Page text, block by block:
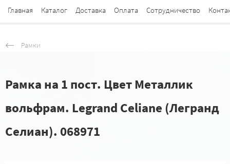
Главная Каталог Доставка Оплата Сотрудничество
Рамки
Рамка на 1 пост. Цвет Металлик
вольфрам. Legrand Celiane (Легранд
Селиан). 068971